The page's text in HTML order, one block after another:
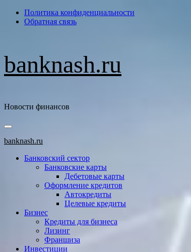
ПерейтиПолитика конфиденциальности
Обратная связь
banknash.ru
Новости финансов
Основное
меню
banknash.ru
Банковский сектор
Банковские карты
Дебетовые карты
Оформление кредитов
Автокредиты
Целевые кредиты
Бизнес
Кредиты для бизнеса
Лизинг
Франшиза
Инвестиции